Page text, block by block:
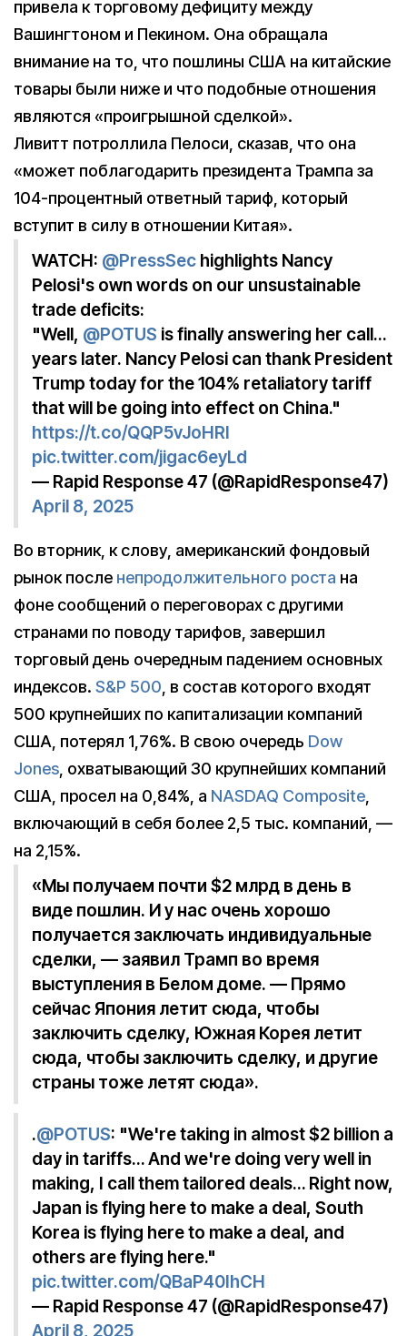
привела к торговому дефициту между
Вашингтоном и Пекином. Она обращала
внимание на то, что пошлины США на китайские
товары были ниже и что подобные отношения
являются «проигрышной сделкой».
Ливитт потроллила Пелоси, сказав, что она
«может поблагодарить президента Трампа за
104-процентный ответный тариф, который
вступит в силу в отношении Китая».
WATCH: @PressSec highlights Nancy
Pelosi's own words on our unsustainable
trade deficits:
"Well, @POTUS is finally answering her call…
years later. Nancy Pelosi can thank President
Trump today for the 104% retaliatory tariff
that will be going into effect on China."
https://t.co/QQP5vJoHRI
pic.twitter.com/jigac6eyLd
— Rapid Response 47 (@RapidResponse47)
April 8, 2025
Во вторник, к слову, американский фондовый
рынок после непродолжительного роста на
фоне сообщений о переговорах с другими
странами по поводу тарифов, завершил
торговый день очередным падением основных
индексов. S&P 500, в состав которого входят
500 крупнейших по капитализации компаний
США, потерял 1,76%. В свою очередь Dow
Jones, охватывающий 30 крупнейших компаний
США, просел на 0,84%, а NASDAQ Composite,
включающий в себя более 2,5 тыс. компаний, —
на 2,15%.
«Мы получаем почти $2 млрд в день в
виде пошлин. И у нас очень хорошо
получается заключать индивидуальные
сделки, — заявил Трамп во время
выступления в Белом доме. — Прямо
сейчас Япония летит сюда, чтобы
заключить сделку, Южная Корея летит
сюда, чтобы заключить сделку, и другие
страны тоже летят сюда».
.@POTUS: "We're taking in almost $2 billion a
day in tariffs… And we're doing very well in
making, I call them tailored deals… Right now,
Japan is flying here to make a deal, South
Korea is flying here to make a deal, and
others are flying here."
pic.twitter.com/QBaP40IhCH
— Rapid Response 47 (@RapidResponse47)
April 8, 2025